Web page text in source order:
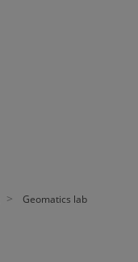
Geomatics lab